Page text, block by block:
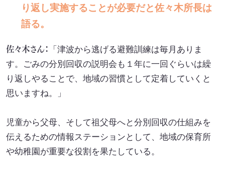
り返し実施することが必要だと佐々木所長は
語る。
佐々木さん： 「津波から逃げる避難訓練は毎月ありま
す。ごみの分別回収の説明会も１年に一回ぐらいは繰
り返しやることで、地域の習慣として定着していくと
思いますね。」
児童から父母、そして祖父母へと分別回収の仕組みを
伝えるための情報ステーションとして、地域の保育所
や幼稚園が重要な役割を果たしている。